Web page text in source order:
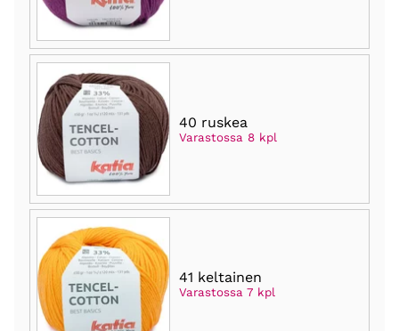
40 ruskea
Varastossa 8 kpl
41 keltainen
Varastossa 7 kpl